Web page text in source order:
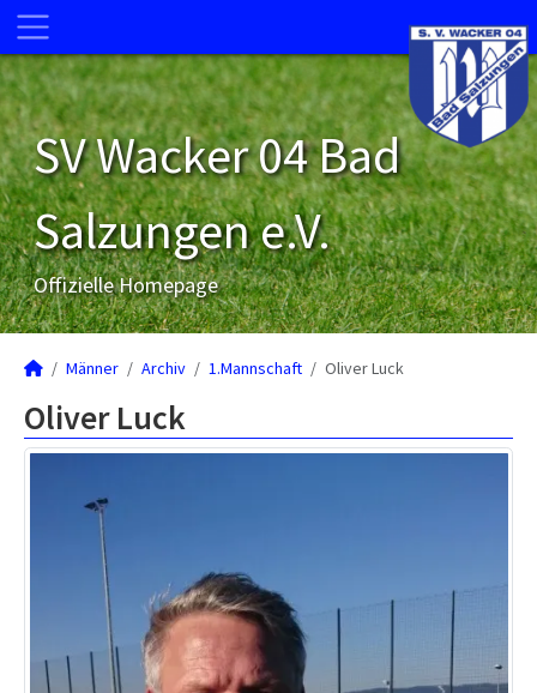
SV Wacker 04 Bad
Salzungen e.V.
Offizielle Homepage
Männer Archiv 1.Mannschaft Oliver Luck
Oliver Luck